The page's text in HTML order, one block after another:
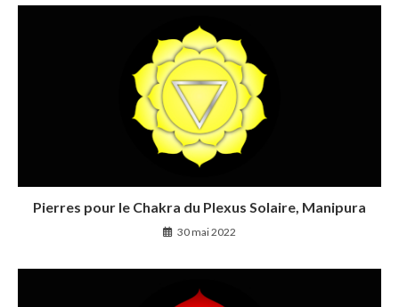
Pierres pour le Chakra du Plexus Solaire, Manipura
30 mai 2022